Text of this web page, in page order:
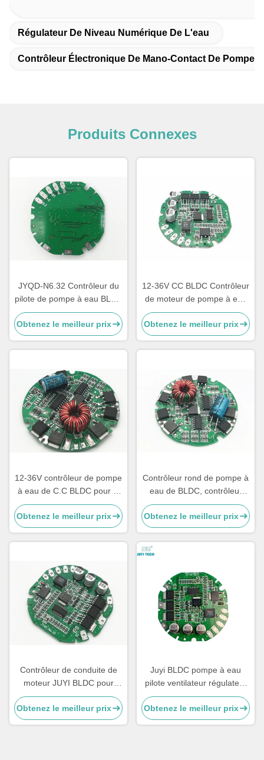
Régulateur De Niveau Numérique De L'eau
Contrôleur Électronique De Mano-Contact De Pompe
Produits Connexes
JYQD-N6.32 Contrôleur du
pilote de pompe à eau BLDC
régulateur de vitesse du
moteur à courant continu
Sortie de signal d'impulsion
3A
Obtenez le meilleur prix
12-36V CC BLDC Contrôleur
de moteur de pompe à eau
PWM Fréquence 1-20KHZ
Cycle de fonctionnement 0-
100%
Obtenez le meilleur prix
12-36V contrôleur de pompe
à eau de C.C BLDC pour la
pompe à eau électrique
d'automobile
Obtenez le meilleur prix
Contrôleur rond de pompe à
eau de BLDC, contrôleur
automatique de pompe à
moteur avec le contrôle de
PWM
Obtenez le meilleur prix
Contrôleur de conduite de
moteur JUYI BLDC pour
pompe à eau Contrôleur de
puits d'eau
Obtenez le meilleur prix
Juyi BLDC pompe à eau
pilote ventilateur régulateur
DC régulateur de vitesse du
moteur
Obtenez le meilleur prix